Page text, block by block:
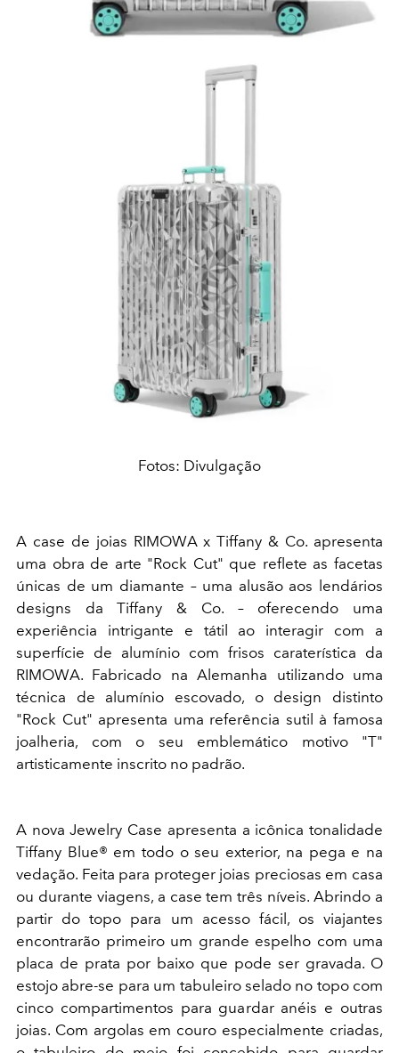
Fotos: Divulgação
A case de joias RIMOWA x Tiffany & Co. apresenta
uma obra de arte "Rock Cut" que reflete as facetas
únicas de um diamante – uma alusão aos lendários
designs da Tiffany & Co. – oferecendo uma
experiência intrigante e tátil ao interagir com a
superfície de alumínio com frisos caraterística da
RIMOWA. Fabricado na Alemanha utilizando uma
técnica de alumínio escovado, o design distinto
"Rock Cut" apresenta uma referência sutil à famosa
joalheria, com o seu emblemático motivo "T"
artisticamente inscrito no padrão.
A nova Jewelry Case apresenta a icônica tonalidade
Tiffany Blue® em todo o seu exterior, na pega e na
vedação. Feita para proteger joias preciosas em casa
ou durante viagens, a case tem três níveis. Abrindo a
partir do topo para um acesso fácil, os viajantes
encontrarão primeiro um grande espelho com uma
placa de prata por baixo que pode ser gravada. O
estojo abre-se para um tabuleiro selado no topo com
cinco compartimentos para guardar anéis e outras
joias. Com argolas em couro especialmente criadas,